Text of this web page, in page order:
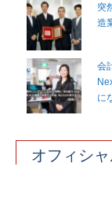
突
造
会
に
オフィシ